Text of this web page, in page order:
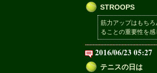
STROOPS
筋力アップはもち
ることの重要性を
2016/06/23 05:27
テニスの日は